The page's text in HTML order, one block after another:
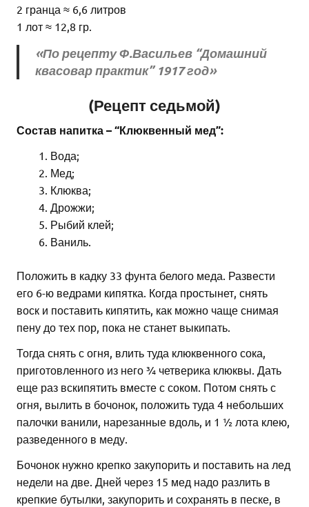
2 гранца ≈ 6,6 литров
1 лот ≈ 12,8 гр.
«По рецепту Ф.Васильев “Домашний
квасовар практик” 1917 год»
(Рецепт седьмой)
Состав напитка – “Клюквенный мед”:
Вода;
Мед;
Клюква;
Дрожжи;
Рыбий клей;
Ваниль.
Положить в кадку 33 фунта белого меда. Развести
его 6-ю ведрами кипятка. Когда простынет, снять
воск и поставить кипятить, как можно чаще снимая
пену до тех пор, пока не станет выкипать.
Тогда снять с огня, влить туда клюквенного сока,
приготовленного из него ¾ четверика клюквы. Дать
еще раз вскипятить вместе с соком. Потом снять с
огня, вылить в бочонок, положить туда 4 небольших
палочки ванили, нарезанные вдоль, и 1 ½ лота клею,
разведенного в меду.
Бочонок нужно крепко закупорить и поставить на лед
недели на две. Дней через 15 мед надо разлить в
крепкие бутылки, закупорить и сохранять в песке, в